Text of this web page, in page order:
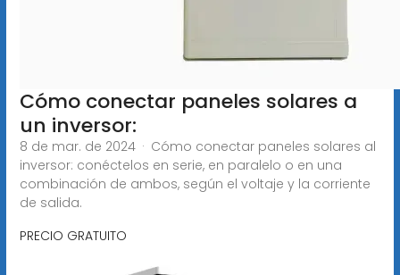
Cómo conectar paneles solares a
un inversor:
8 de mar. de 2024 · Cómo conectar paneles solares al
inversor: conéctelos en serie, en paralelo o en una
combinación de ambos, según el voltaje y la corriente
de salida.
PRECIO GRATUITO